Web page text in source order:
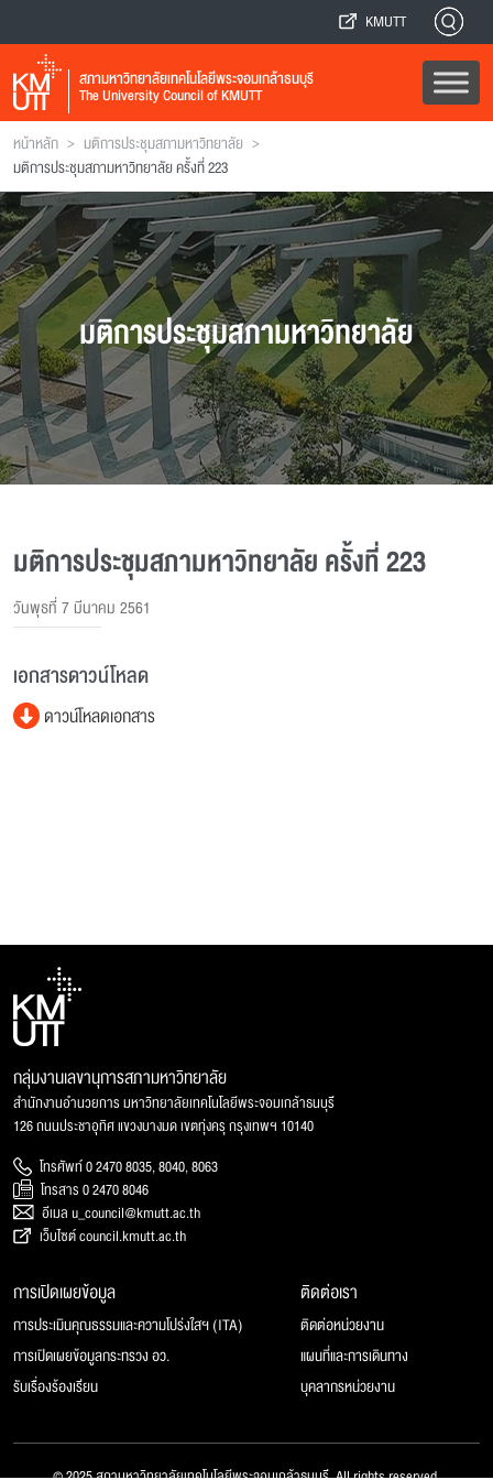
KMUTT
สภามหาวิทยาลัยเทคโนโลยีพระจอมเกล้าธนบุรี
The University Council of KMUTT
หน้าหลัก > มติการประชุมสภามหาวิทยาลัย >
มติการประชุมสภามหาวิทยาลัย ครั้งที่ 223
มติการประชุมสภามหาวิทยาลัย
มติการประชุมสภามหาวิทยาลัย ครั้งที่ 223
วันพุธที่ 7 มีนาคม 2561
เอกสารดาวน์โหลด
ดาวน์โหลดเอกสาร
กลุ่มงานเลขานุการสภามหาวิทยาลัย
สำนักงานอำนวยการ มหาวิทยาลัยเทคโนโลยีพระจอมเกล้าธนบุรี
126 ถนนประชาอุทิศ แขวงบางมด เขตทุ่งครุ กรุงเทพฯ 10140
โทรศัพท์ 0 2470 8035, 8040, 8063
โทรสาร 0 2470 8046
อีเมล u_council@kmutt.ac.th
เว็บไซต์ council.kmutt.ac.th
การเปิดเผยข้อมูล
การประเมินคุณธรรมและความโปร่งใสฯ (ITA)
การเปิดเผยข้อมูลกระทรวง อว.
รับเรื่องร้องเรียน
ติดต่อเรา
ติดต่อหน่วยงาน
แผนที่และการเดินทาง
บุคลากรหน่วยงาน